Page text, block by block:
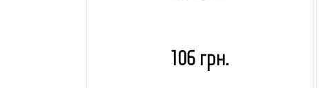
106 грн.